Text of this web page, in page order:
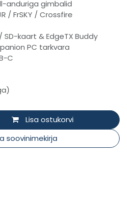
anduriga gimbalid
/ FrSKY / Crossfire
SD-kaart & EdgeTX Buddy
PC tarkvara
C
Lisa ostukorvi
soovinimekirja